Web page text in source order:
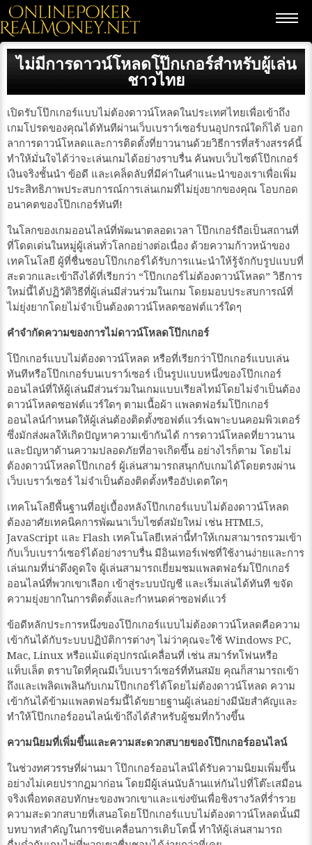
ไม่มีการดาวน์โหลดโป๊กเกอร์สำหรับผู้เล่น
ชาวไทย
เปิดรับโป๊กเกอร์แบบไม่ต้องดาวน์โหลดในประเทศไทยเพื่อเข้าถึง
เกมโปรดของคุณได้ทันทีผ่านเว็บเบราว์เซอร์บนอุปกรณ์ใดก็ได้ บอก
ลาการดาวน์โหลดและการติดตั้งที่ยาวนานด้วยวิธีการที่สร้างสรรค์นี้
ทำให้มั่นใจได้ว่าจะเล่นเกมได้อย่างราบรื่น ค้นพบเว็บไซต์โป๊กเกอร์
เงินจริงชั้นนำ ข้อดี และเคล็ดลับที่มีค่าในคำแนะนำของเราเพื่อเพิ่ม
ประสิทธิภาพประสบการณ์การเล่นเกมที่ไม่ยุ่งยากของคุณ โอบกอด
อนาคตของโป๊กเกอร์ทันที!
ในโลกของเกมออนไลน์ที่พัฒนาตลอดเวลา โป๊กเกอร์ถือเป็นสถานที่
ที่โดดเด่นในหมู่ผู้เล่นทั่วโลกอย่างต่อเนื่อง ด้วยความก้าวหน้าของ
เทคโนโลยี ผู้ที่ชื่นชอบโป๊กเกอร์ได้รับการแนะนำให้รู้จักกับรูปแบบที่
สะดวกและเข้าถึงได้ที่เรียกว่า “โป๊กเกอร์ไม่ต้องดาวน์โหลด” วิธีการ
ใหม่นี้ได้ปฏิวัติวิธีที่ผู้เล่นมีส่วนร่วมในเกม โดยมอบประสบการณ์ที่
ไม่ยุ่งยากโดยไม่จำเป็นต้องดาวน์โหลดซอฟต์แวร์ใดๆ
คำจำกัดความของการไม่ดาวน์โหลดโป๊กเกอร์
โป๊กเกอร์แบบไม่ต้องดาวน์โหลด หรือที่เรียกว่าโป๊กเกอร์แบบเล่น
ทันทีหรือโป๊กเกอร์บนเบราว์เซอร์ เป็นรูปแบบหนึ่งของโป๊กเกอร์
ออนไลน์ที่ให้ผู้เล่นมีส่วนร่วมในเกมแบบเรียลไทม์โดยไม่จำเป็นต้อง
ดาวน์โหลดซอฟต์แวร์ใดๆ ตามเนื้อผ้า แพลตฟอร์มโป๊กเกอร์
ออนไลน์กำหนดให้ผู้เล่นต้องติดตั้งซอฟต์แวร์เฉพาะบนคอมพิวเตอร์
ซึ่งมักส่งผลให้เกิดปัญหาความเข้ากันได้ การดาวน์โหลดที่ยาวนาน
และปัญหาด้านความปลอดภัยที่อาจเกิดขึ้น อย่างไรก็ตาม โดยไม่
ต้องดาวน์โหลดโป๊กเกอร์ ผู้เล่นสามารถสนุกกับเกมได้โดยตรงผ่าน
เว็บเบราว์เซอร์ ไม่จำเป็นต้องติดตั้งหรืออัปเดตใดๆ
เทคโนโลยีพื้นฐานที่อยู่เบื้องหลังโป๊กเกอร์แบบไม่ต้องดาวน์โหลด
ต้องอาศัยเทคนิคการพัฒนาเว็บไซต์สมัยใหม่ เช่น HTML5,
JavaScript และ Flash เทคโนโลยีเหล่านี้ทำให้เกมสามารถรวมเข้า
กับเว็บเบราว์เซอร์ได้อย่างราบรื่น มีอินเทอร์เฟซที่ใช้งานง่ายและการ
เล่นเกมที่น่าดึงดูดใจ ผู้เล่นสามารถเยี่ยมชมแพลตฟอร์มโป๊กเกอร์
ออนไลน์ที่พวกเขาเลือก เข้าสู่ระบบบัญชี และเริ่มเล่นได้ทันที ขจัด
ความยุ่งยากในการติดตั้งและกำหนดค่าซอฟต์แวร์
ข้อดีหลักประการหนึ่งของโป๊กเกอร์แบบไม่ต้องดาวน์โหลดคือความ
เข้ากันได้กับระบบปฏิบัติการต่างๆ ไม่ว่าคุณจะใช้ Windows PC,
Mac, Linux หรือแม้แต่อุปกรณ์เคลื่อนที่ เช่น สมาร์ทโฟนหรือ
แท็บเล็ต ตราบใดที่คุณมีเว็บเบราว์เซอร์ที่ทันสมัย คุณก็สามารถเข้า
ถึงและเพลิดเพลินกับเกมโป๊กเกอร์ได้โดยไม่ต้องดาวน์โหลด ความ
เข้ากันได้ข้ามแพลตฟอร์มนี้ได้ขยายฐานผู้เล่นอย่างมีนัยสำคัญและ
ทำให้โป๊กเกอร์ออนไลน์เข้าถึงได้สำหรับผู้ชมที่กว้างขึ้น
ความนิยมที่เพิ่มขึ้นและความสะดวกสบายของโป๊กเกอร์ออนไลน์
ในช่วงทศวรรษที่ผ่านมา โป๊กเกอร์ออนไลน์ได้รับความนิยมเพิ่มขึ้น
อย่างไม่เคยปรากฏมาก่อน โดยมีผู้เล่นนับล้านแห่กันไปที่โต๊ะเสมือน
จริงเพื่อทดสอบทักษะของพวกเขาและแข่งขันเพื่อชิงรางวัลที่ร่ำรวย
ความสะดวกสบายที่เสนอโดยโป๊กเกอร์แบบไม่ต้องดาวน์โหลดนั้นมี
บทบาทสำคัญในการขับเคลื่อนการเติบโตนี้ ทำให้ผู้เล่นสามารถ